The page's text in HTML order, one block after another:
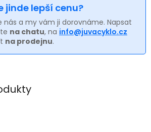
jinde lepší cenu?
nás a my vám ji dorovnáme. Napsat
na chatu, na info@juvacyklo.cz
na prodejnu.